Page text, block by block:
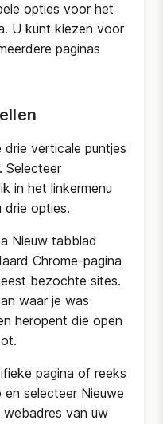
opties voor het
U kunt kiezen voor
paginas
verticale puntjes
Selecteer
in het linkermenu
drie opties.
Nieuw tabblad
Chrome-pagina
bezochte sites.
waar je was
heropent die open
pagina of reeks
en selecteer Nieuwe
van uw